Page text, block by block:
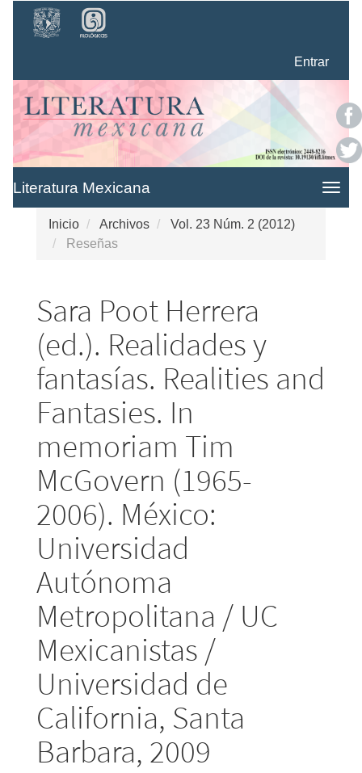
Navegación
principal
Barra
lateral
Entrar
Literatura Mexicana
Inicio Archivos
Vol. 23 Núm. 2 (2012)
Reseñas
Sara Poot Herrera
(ed.). Realidades y
fantasías. Realities and
Fantasies. In
memoriam Tim
McGovern (1965-
2006). México:
Universidad
Autónoma
Metropolitana / UC
Mexicanistas /
Universidad de
California, Santa
Barbara, 2009